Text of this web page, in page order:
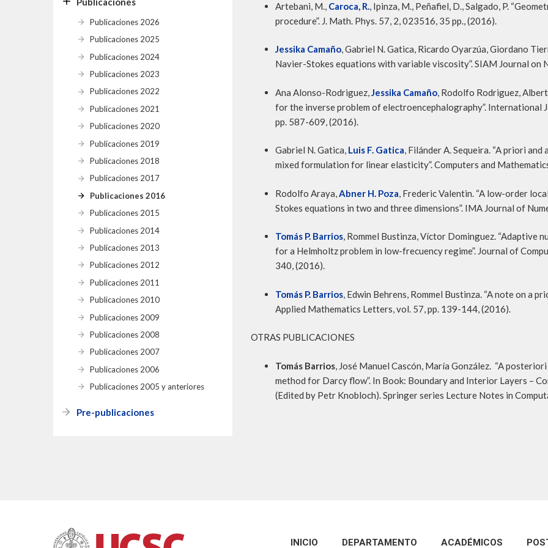
Artebani, M., Caroca, R.
, Ipinza, M., Peñafiel, D., Salgado, P.
procedure”. J. Math. Phys. 57, 2, 023516, 35 pp., (2016).
Jessika Camaño, Gabriel N. Gatica, Ricardo Oyarzúa, Giordano
Navier-Stokes equations with variable viscosity”. SIAM Journal on
Ana Alonso-Rodriguez, Jessika Camaño, Rodolfo Rodriguez,
for the inverse problem of electroencephalography”. International
pp. 587-609, (2016).
Gabriel N. Gatica, Luis F. Gatica, Filánder A. Sequeira. “A priori
mixed formulation for linear elasticity”. Computers and
Rodolfo Araya, Abner H. Poza , Frederic Valentin. “A low-order
Stokes equations in two and three dimensions”. IMA Journal of
Tomás P. Barrios, Rommel Bustinza, Víctor Dominguez. “Adaptive
for a Helmholtz problem in low-frecuency regime”. Journal of
340, (2016).
Tomás P. Barrios, Edwin Behrens, Rommel Bustinza. “A note on a
Applied Mathematics Letters, vol. 57, pp. 139-144, (2016).
OTRAS PUBLICACIONES
Tomás Barrios, José Manuel Cascón, María González. “A
method for Darcy flow”. In Book: Boundary and Interior Layers –
(Edited by Petr Knobloch). Springer series Lecture Notes in
Publicaciones 2026
Publicaciones 2025
Publicaciones 2024
Publicaciones 2023
Publicaciones 2022
Publicaciones 2021
Publicaciones 2020
Publicaciones 2019
Publicaciones 2018
Publicaciones 2017
Publicaciones 2016
Publicaciones 2015
Publicaciones 2014
Publicaciones 2013
Publicaciones 2012
Publicaciones 2011
Publicaciones 2010
Publicaciones 2009
Publicaciones 2008
Publicaciones 2007
Publicaciones 2006
Publicaciones 2005 y anteriores
Pre-publicaciones
INICIO DEPARTAMENTO ACADÉMICOS